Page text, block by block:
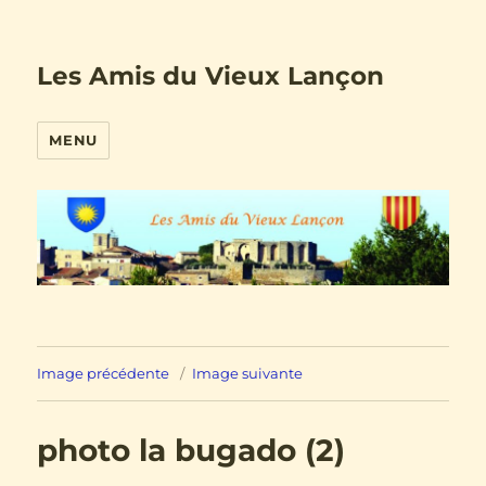
Les Amis du Vieux Lançon
MENU
Image précédente Image suivante
photo la bugado (2)